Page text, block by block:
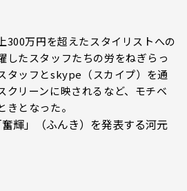
300万円を超えたスタイリストへの
したスタッフたちの労をねぎらっ
タッフとskype（スカイプ）を通
クリーンに映されるなど、モチベ
となった。
輝」（ふんき）を発表する河元